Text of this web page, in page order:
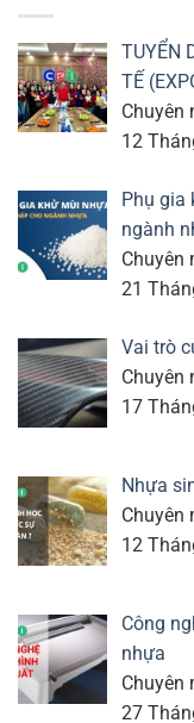
TUYỂN
TẾ
Chuyên
12
Phụ gia
ngành
Chuyên
21
Vai trò
Chuyên
17
Nhựa
Chuyên
12
Công
nhựa
Chuyên
27